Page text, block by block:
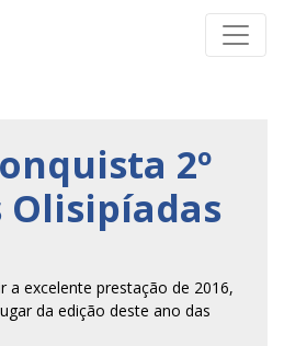
2º
Olisipíadas
a excelente prestação de 2016,
da edição deste ano das